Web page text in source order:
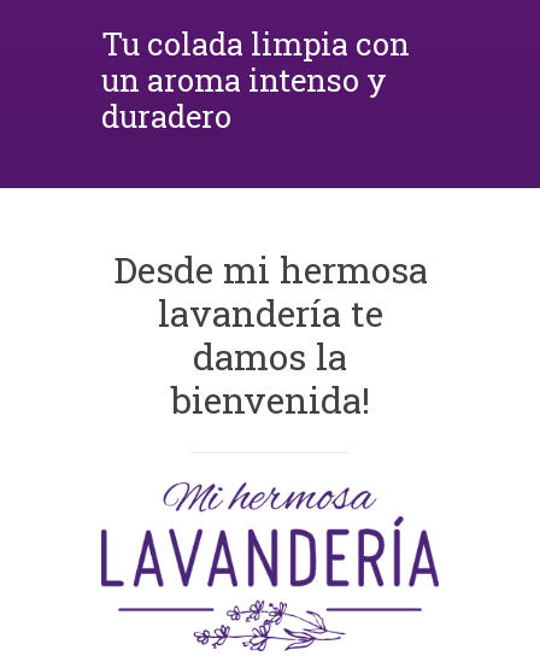
Tu colada limpia con
un aroma intenso y
duradero
Desde mi hermosa
lavandería te
damos la
bienvenida!